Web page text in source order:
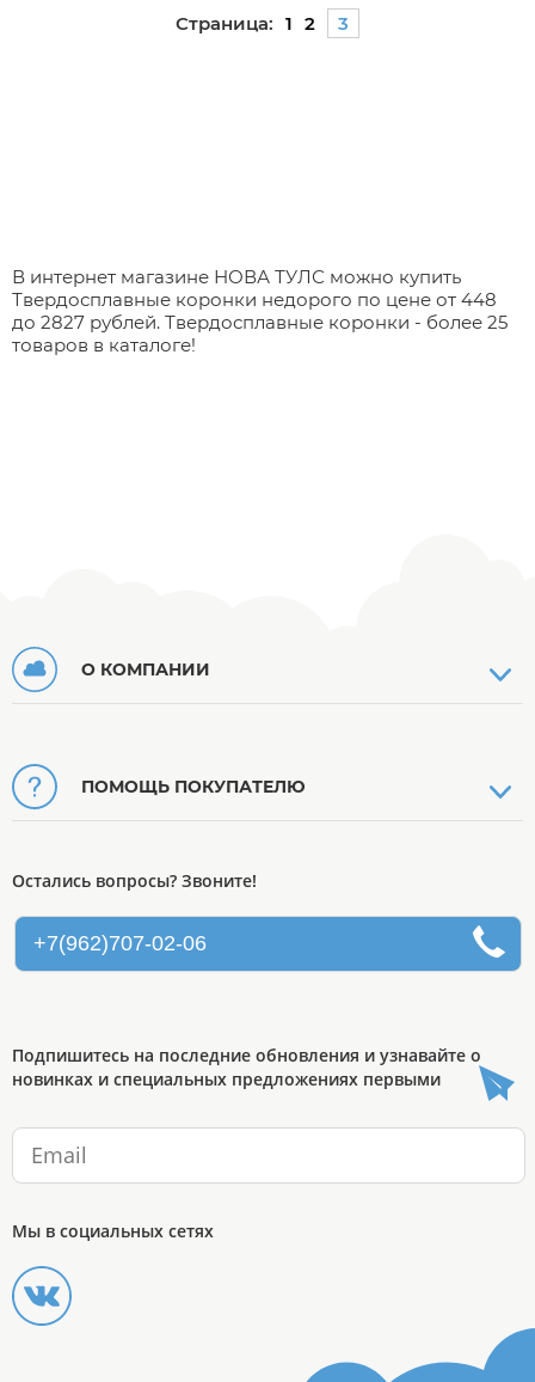
Страница: 1 2 3
В интернет магазине НОВА ТУЛС можно купить
Твердосплавные коронки недорого по цене от 448
до 2827 рублей. Твердосплавные коронки - более 25
товаров в каталоге!
О КОМПАНИИ
ПОМОЩЬ ПОКУПАТЕЛЮ
Остались вопросы? Звоните!
+7(962)707-02-06
Подпишитесь на последние обновления и узнавайте о
новинках и специальных предложениях первыми
Мы в социальных сетях